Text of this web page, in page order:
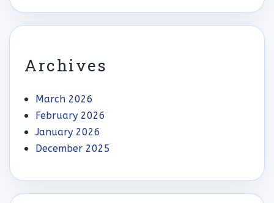
Archives
March 2026
February 2026
January 2026
December 2025